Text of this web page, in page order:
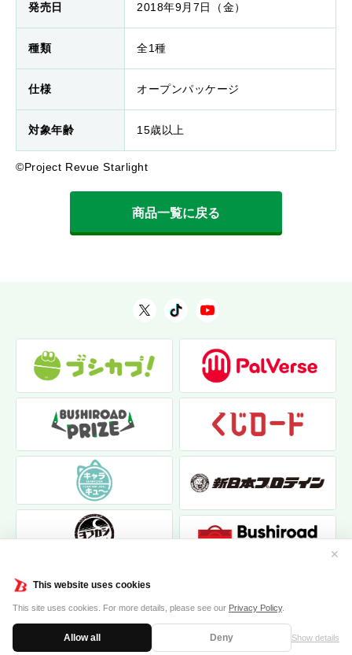
This website uses cookies
This site uses cookies. For more details, please see our Privacy Policy.
Allow all Deny Show details
✕
発売日 2018年9月7日（金）
種類 全1種
仕様 オープンパッケージ
対象年齢 15歳以上
©Project Revue Starlight
商品一覧に戻る